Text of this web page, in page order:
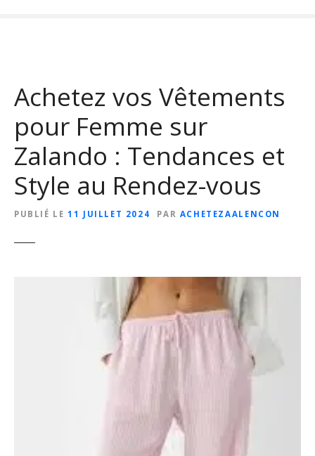
Achetez vos Vêtements
pour Femme sur
Zalando : Tendances et
Style au Rendez-vous
PUBLIÉ LE 11 JUILLET 2024 PAR ACHETEZAALENCON